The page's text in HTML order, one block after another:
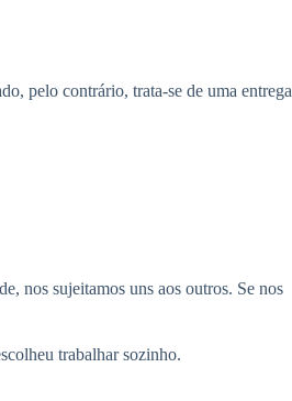
pelo contrário, trata-se de uma entrega
nos sujeitamos uns aos outros. Se nos
trabalhar sozinho.